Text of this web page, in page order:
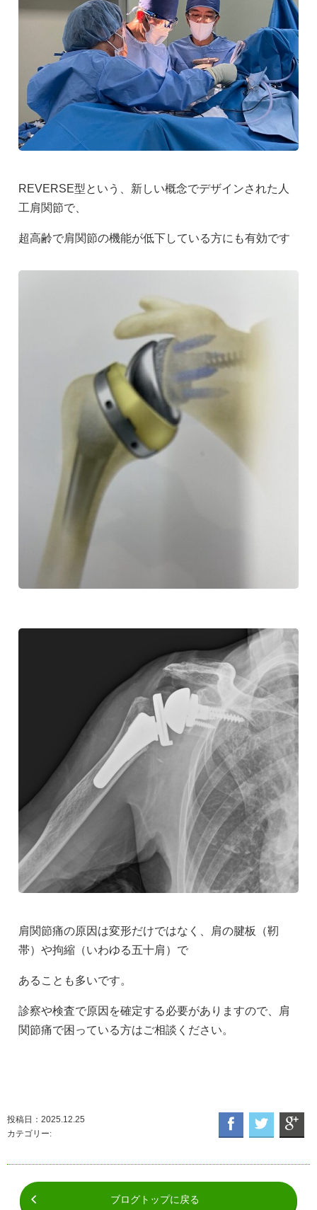
REVERSE型という、新しい概念でデザインされた人
工肩関節で、
超高齢で肩関節の機能が低下している方にも有効です
肩関節痛の原因は変形だけではなく、肩の腱板（靭
帯）や拘縮（いわゆる五十肩）で
あることも多いです。
診察や検査で原因を確定する必要がありますので、肩
関節痛で困っている方はご相談ください。
投稿日：2025.12.25
カテゴリー:
ブログトップに戻る